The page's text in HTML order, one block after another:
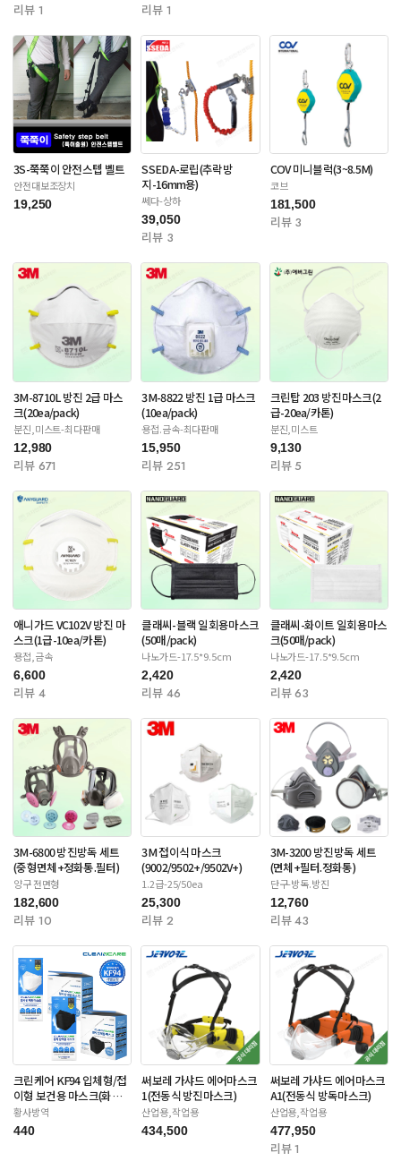
리뷰 1 리뷰 1
3S-쭉쭉이 안전스텝 벨트
안전대보조장치
19,250
SSEDA-로립(추락방
지-16mm용)
쎄다-상하
39,050
리뷰 3
COV 미니블럭(3~8.5M)
코브
181,500
리뷰 3
3M-8710L 방진 2급 마스
크(20ea/pack)
분진,미스트-최다판매
12,980
리뷰 671
3M-8822 방진 1급 마스크
(10ea/pack)
용접.금속-최다판매
15,950
리뷰 251
크린탑 203 방진마스크(2
급-20ea/카톤)
분진,미스트
9,130
리뷰 5
애니가드 VC102V 방진 마
스크(1급-10ea/카톤)
용접,금속
6,600
리뷰 4
클래씨-블랙 일회용마스크
(50매/pack)
나노가드-17.5*9.5cm
2,420
리뷰 46
클래씨-화이트 일회용마스
크(50매/pack)
나노가드-17.5*9.5cm
2,420
리뷰 63
3M-6800 방진방독 세트
(중형면체+정화통.필터)
양구 전면형
182,600
리뷰 10
3M 접이식 마스크
(9002/9502+/9502V+)
1.2급-25/50ea
25,300
리뷰 2
3M-3200 방진방독 세트
(면체+필터.정화통)
단구-방독.방진
12,760
리뷰 43
크린케어 KF94 입체형/접
이형 보건용 마스크(화이
트/블랙-대형)
황사방역
440
써보레 가샤드 에어마스크
1(전동식 방진마스크)
산업용,작업용
434,500
써보레 가샤드 에어마스크
A1(전동식 방독마스크)
산업용,작업용
477,950
리뷰 1